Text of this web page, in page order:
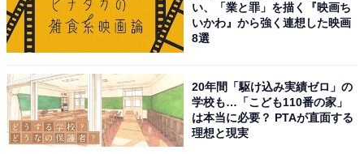
い、「業と罪」を描く『映画ち
いかわ』から強く連想した映画
8選
20年間「駆け込み実績ゼロ」の
学校も…「こども110番の家」
は本当に必要？ PTAが直面する
理想と現実